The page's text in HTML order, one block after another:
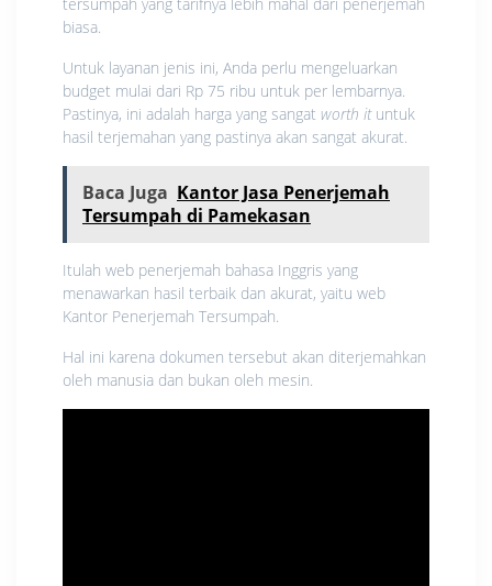
tersumpah yang tarifnya lebih mahal dari penerjemah
biasa.
Untuk layanan jenis ini, Anda perlu mengeluarkan
budget mulai dari Rp 75 ribu untuk per lembarnya.
Pastinya, ini adalah harga yang sangat worth ituntuk
hasil terjemahan yang pastinya akan sangat akurat.
Baca Juga Kantor Jasa Penerjemah
Tersumpah di Pamekasan
Itulah web penerjemah bahasa Inggris yang
menawarkan hasil terbaik dan akurat, yaitu web
Kantor Penerjemah Tersumpah.
Hal ini karena dokumen tersebut akan diterjemahkan
oleh manusia dan bukan oleh mesin.